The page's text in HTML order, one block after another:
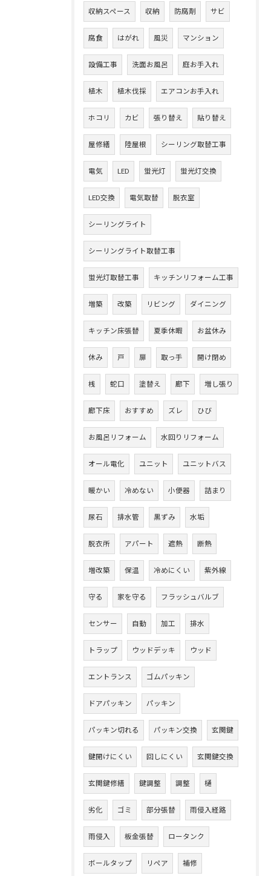
収納スペース 収納 防腐剤 サビ
腐食 はがれ 風災 マンション
設備工事 洗面お風呂 庭お手入れ
植木 植木伐採 エアコンお手入れ
ホコリ カビ 張り替え 貼り替え
屋修繕 陸屋根 シーリング取替工事
電気 LED 蛍光灯 蛍光灯交換
LED交換 電気取替 脱衣室
シーリングライト
シーリングライト取替工事
蛍光灯取替工事 キッチンリフォーム工事
増築 改築 リビング ダイニング
キッチン床張替 夏季休暇 お盆休み
休み 戸 扉 取っ手 開け閉め
桟 蛇口 塗替え 廊下 増し張り
廊下床 おすすめ ズレ ひび
お風呂リフォーム 水回りリフォーム
オール電化 ユニット ユニットバス
暖かい 冷めない 小便器 詰まり
尿石 排水管 黒ずみ 水垢
脱衣所 アパート 遮熱 断熱
増改築 保温 冷めにくい 紫外線
守る 家を守る フラッシュバルブ
センサー 自動 加工 排水
トラップ ウッドデッキ ウッド
エントランス ゴムパッキン
ドアパッキン パッキン
パッキン切れる パッキン交換 玄関鍵
鍵開けにくい 回しにくい 玄関鍵交換
玄関鍵修繕 鍵調整 調整 樋
劣化 ゴミ 部分張替 雨侵入経路
雨侵入 板金張替 ロータンク
ボールタップ リペア 補修